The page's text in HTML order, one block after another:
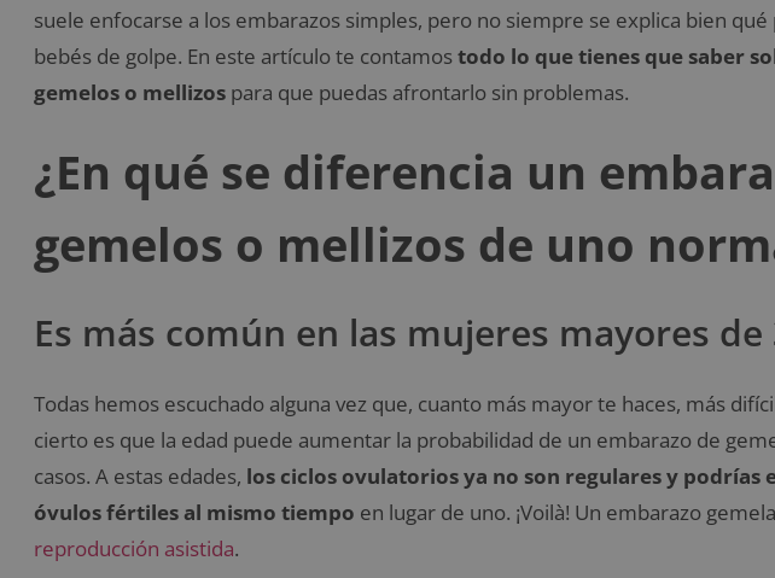
suele enfocarse a los embarazos simples, pero no siempre se explica bien qué
bebés de golpe. En este artículo te contamostodo lo que tienes que saber
gemelos o mellizos para que puedas afrontarlo sin problemas.
¿En qué se diferencia un
gemelos o mellizos de uno
Es más común en las mujeres mayores de
Todas hemos escuchado alguna vez que, cuanto más mayor te haces, más
cierto es que la edad puede aumentar la probabilidad de un embarazo de
casos. A estas edades, los ciclos ovulatorios ya no son regulares y podrías
óvulos fértiles al mismo tiempo en lugar de uno. ¡Voilà! Un embarazo
reproducción asistida.